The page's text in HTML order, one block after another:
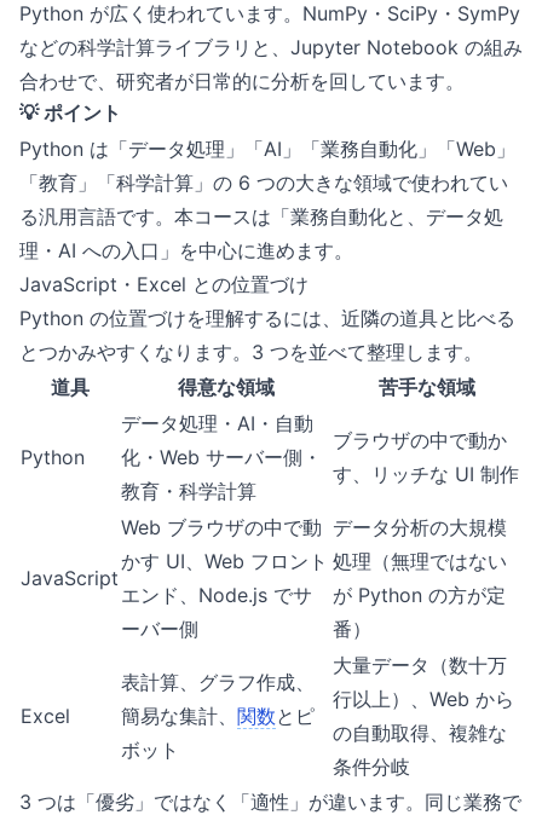
Python が広く使われています。NumPy・SciPy・SymPy
などの科学計算ライブラリと、Jupyter Notebook の組み
合わせで、研究者が日常的に分析を回しています。
💡 ポイント
Python は「データ処理」「AI」「業務自動化」「Web」
「教育」「科学計算」の 6 つの大きな領域で使われてい
る汎用言語です。本コースは「業務自動化と、データ処
理・AI への入口」を中心に進めます。
JavaScript・Excel との位置づけ
Python の位置づけを理解するには、近隣の道具と比べる
とつかみやすくなります。3 つを並べて整理します。
道具
得意な領域 苦手な領域
Python
データ処理・AI・自動
化・Web サーバー側・
教育・科学計算
ブラウザの中で動か
す、リッチな UI 制作
JavaScript
Web ブラウザの中で動
かす UI、Web フロント
エンド、Node.js でサ
ーバー側
データ分析の大規模
処理（無理ではない
が Python の方が定
番）
Excel
表計算、グラフ作成、
簡易な集計、 関数とピ
ボット
大量データ（数十万
行以上）、Web から
の自動取得、複雑な
条件分岐
3 つは「優劣」ではなく「適性」が違います。同じ業務で